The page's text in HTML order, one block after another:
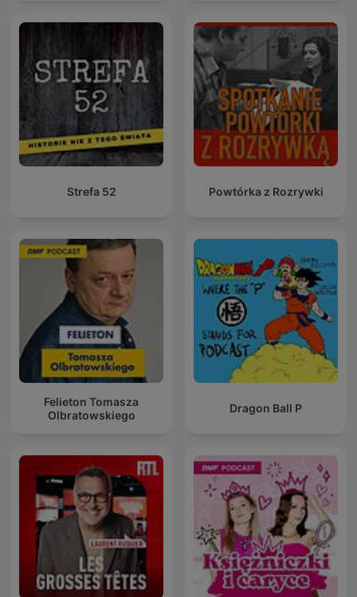
Strefa 52 Powtórka z Rozrywki
Felieton Tomasza
Olbratowskiego
Dragon Ball P